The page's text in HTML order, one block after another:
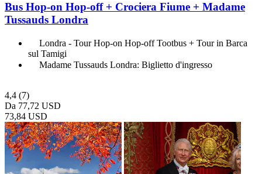
Bus Hop-on Hop-off + Crociera Fiume + Madame
Tussauds Londra
Londra - Tour Hop-on Hop-off Tootbus + Tour in Barca
sul Tamigi
Madame Tussauds Londra: Biglietto d'ingresso
4,4 (7)
Da 77,72 USD
73,84 USD